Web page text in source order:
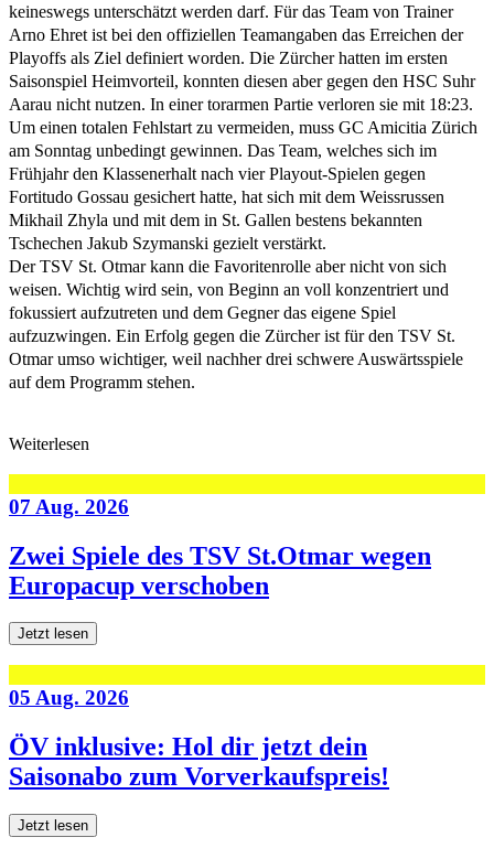
keineswegs unterschätzt werden darf. Für das Team von Trainer
Arno Ehret ist bei den offiziellen Teamangaben das Erreichen der
Playoffs als Ziel definiert worden. Die Zürcher hatten im ersten
Saisonspiel Heimvorteil, konnten diesen aber gegen den HSC Suhr
Aarau nicht nutzen. In einer torarmen Partie verloren sie mit 18:23.
Um einen totalen Fehlstart zu vermeiden, muss GC Amicitia Zürich
am Sonntag unbedingt gewinnen. Das Team, welches sich im
Frühjahr den Klassenerhalt nach vier Playout-Spielen gegen
Fortitudo Gossau gesichert hatte, hat sich mit dem Weissrussen
Mikhail Zhyla und mit dem in St. Gallen bestens bekannten
Tschechen Jakub Szymanski gezielt verstärkt.
Der TSV St. Otmar kann die Favoritenrolle aber nicht von sich
weisen. Wichtig wird sein, von Beginn an voll konzentriert und
fokussiert aufzutreten und dem Gegner das eigene Spiel
aufzuzwingen. Ein Erfolg gegen die Zürcher ist für den TSV St.
Otmar umso wichtiger, weil nachher drei schwere Auswärtsspiele
auf dem Programm stehen.
Weiterlesen
07 Aug. 2026
Zwei Spiele des TSV St.Otmar wegen
Europacup verschoben
Jetzt lesen
05 Aug. 2026
ÖV inklusive: Hol dir jetzt dein
Saisonabo zum Vorverkaufspreis!
Jetzt lesen